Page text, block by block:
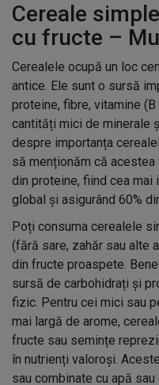
Cereale
cu fructe –
Cerealele ocupă un loc
antice. Ele sunt o sursă
proteine, fibre, vitamine
cantități mici de minerale
despre importanța
să menționăm că
din proteine, fiind cea mai
global și asigurând 60%
Poți consuma cerealele
(fără sare, zahăr sau alte
din fructe proaspete.
sursă de carbohidrați și
fizic. Pentru cei mici sau
mai largă de arome,
fructe sau semințe
în nutrienți valoroși.
sau combinate cu apă